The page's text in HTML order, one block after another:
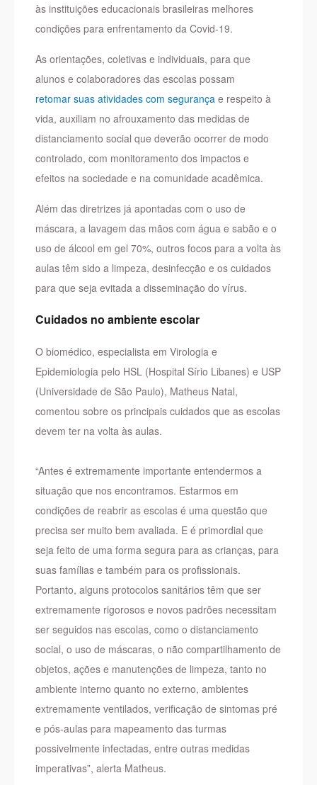
às instituições educacionais brasileiras melhores
condições para enfrentamento da Covid-19.
As orientações, coletivas e individuais, para que
alunos e colaboradores das escolas possam
retomar suas atividades com segurança e respeito à
vida, auxiliam no afrouxamento das medidas de
distanciamento social que deverão ocorrer de modo
controlado, com monitoramento dos impactos e
efeitos na sociedade e na comunidade acadêmica.
Além das diretrizes já apontadas com o uso de
máscara, a lavagem das mãos com água e sabão e o
uso de álcool em gel 70%, outros focos para a volta às
aulas têm sido a limpeza, desinfecção e os cuidados
para que seja evitada a disseminação do vírus.
Cuidados no ambiente escolar
O biomédico, especialista em Virologia e
Epidemiologia pelo HSL (Hospital Sírio Libanes) e USP
(Universidade de São Paulo), Matheus Natal,
comentou sobre os principais cuidados que as escolas
devem ter na volta às aulas.
“Antes é extremamente importante entendermos a
situação que nos encontramos. Estarmos em
condições de reabrir as escolas é uma questão que
precisa ser muito bem avaliada. E é primordial que
seja feito de uma forma segura para as crianças, para
suas famílias e também para os profissionais.
Portanto, alguns protocolos sanitários têm que ser
extremamente rigorosos e novos padrões necessitam
ser seguidos nas escolas, como o distanciamento
social, o uso de máscaras, o não compartilhamento de
objetos, ações e manutenções de limpeza, tanto no
ambiente interno quanto no externo, ambientes
extremamente ventilados, verificação de sintomas pré
e pós-aulas para mapeamento das turmas
possivelmente infectadas, entre outras medidas
imperativas”, alerta Matheus.